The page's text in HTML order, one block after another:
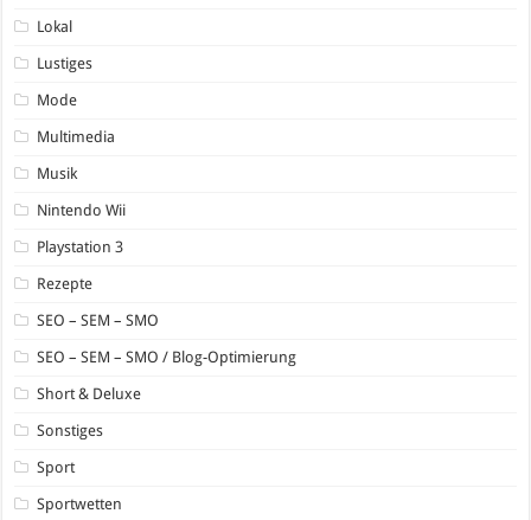
Lokal
Lustiges
Mode
Multimedia
Musik
Nintendo Wii
Playstation 3
Rezepte
SEO – SEM – SMO
SEO – SEM – SMO / Blog-Optimierung
Short & Deluxe
Sonstiges
Sport
Sportwetten